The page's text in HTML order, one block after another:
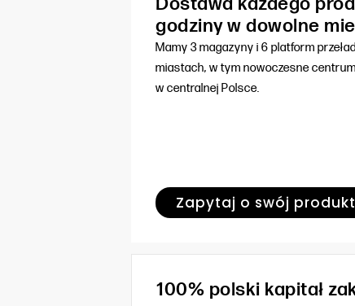
godziny w dowolne
Mamy 3 magazyny i 6 platform
miastach, w tym nowoczesne
w centralnej Polsce.
Zapytaj o swój produkt
100% polski kapitał